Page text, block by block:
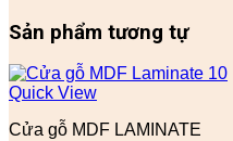
Sản phẩm tương tự
Quick View
Cửa gỗ MDF LAMINATE